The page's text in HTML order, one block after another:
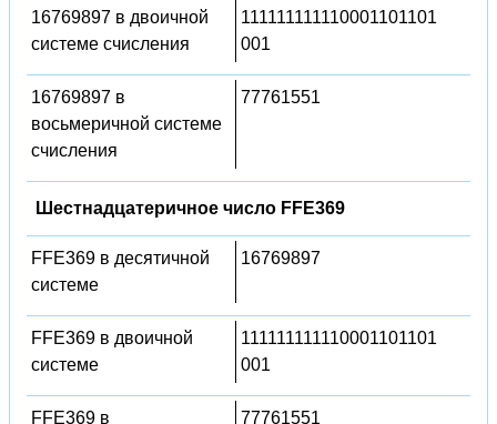
16769897 в двоичной
системе счисления
111111111110001101101
001
16769897 в
восьмеричной системе
счисления
77761551
Шестнадцатеричное число FFE369
FFE369 в десятичной
системе
16769897
FFE369 в двоичной
системе
111111111110001101101
001
FFE369 в
77761551